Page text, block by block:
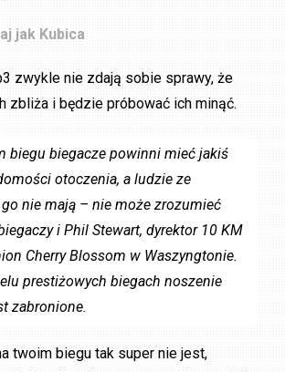
jak Kubica
zwykle nie zdają sobie sprawy, że
zbliża i będzie próbować ich minąć.
biegu biegacze powinni mieć jakiś
otoczenia, a ludzie ze
nie mają – nie może zrozumieć
i Phil Stewart, dyrektor 10 KM
Cherry Blossom w Waszyngtonie.
prestiżowych biegach noszenie
zabronione.
twoim biegu tak super nie jest,